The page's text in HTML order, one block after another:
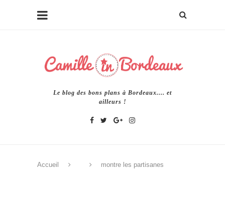
Le blog des bons plans à Bordeaux.... et
ailleurs !
Accueil montre les partisanes